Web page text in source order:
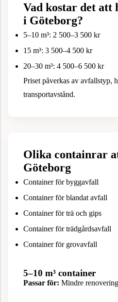
Vad kostar det att
i Göteborg?
5–10 m³: 2 500–3 500 kr
15 m³: 3 500–4 500 kr
20–30 m³: 4 500–6 500 kr
Priset påverkas av avfallstyp,
transportavstånd.
Olika containrar
Göteborg
Container för byggavfall
Container för blandat avfall
Container för trä och gips
Container för trädgårdsavfall
Container för grovavfall
5–10 m³ container
Passar för: Mindre